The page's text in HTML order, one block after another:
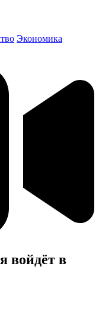
Экономика
войдёт в